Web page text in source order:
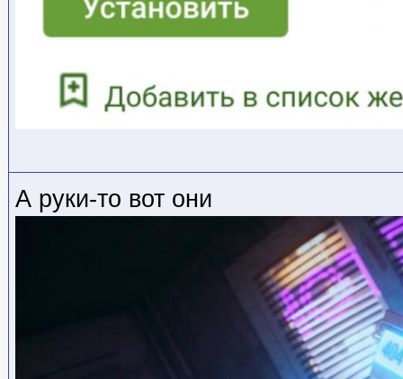
А руки-то вот они